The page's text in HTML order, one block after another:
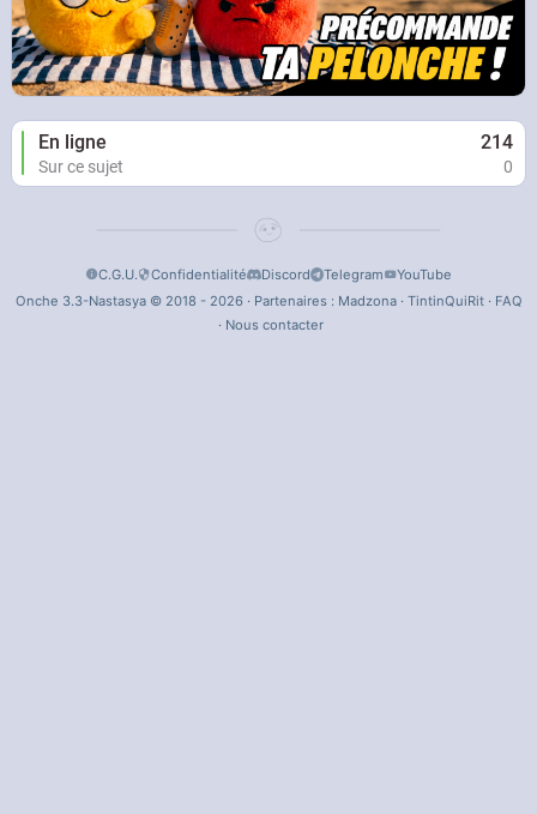
En ligne 214
Sur ce sujet 0
C.G.U. Confidentialité Discord Telegram
YouTube
Onche 3.3-Nastasya © 2018 - 2026 · Partenaires : Madzona· TintinQuiRit· FAQ
· Nous contacter